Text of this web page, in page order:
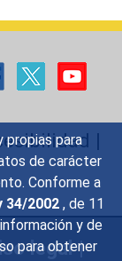
para
de carácter
Conforme a
34/2002 , de 11
y de
para obtener
|
legal|